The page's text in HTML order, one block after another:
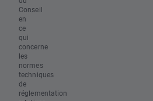
Conseil
en
ce
qui
concerne
les
normes
techniques
de
réglementation